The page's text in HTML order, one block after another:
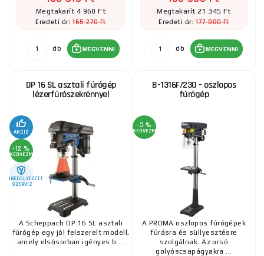
Megtakarít 4 960 Ft
Eredeti ár:165 270 Ft
db MEGVENNI
Megtakarít 21 345 Ft
Eredeti ár:177 880 Ft
db MEGVENNI
DP 16 SL asztali fúrógép
lézerfúrószekrénnyel
AKCIÓ
-12 %
KEDVEZMÉNY
ENGEDÉLYEZETT
SZERVIZ
A Scheppach DP 16 SL asztali
fúrógép egy jól felszerelt modell,
amely elsősorban igényes b ...
B-1316F/230 - oszlopos
fúrógép
-3 %
KEDVEZMÉNY
A PROMA oszlopos fúrógépek
fúrásra és süllyesztésre
szolgálnak. Az orsó
golyóscsapágyakra ...